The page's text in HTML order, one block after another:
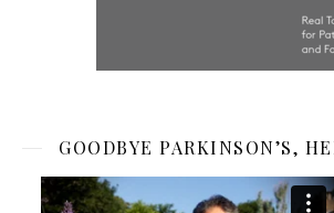
GOODBYE PARKINSON’S,